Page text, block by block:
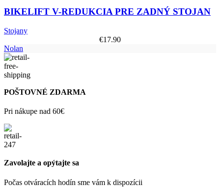
BIKELIFT V-REDUKCIA PRE ZADNÝ STOJAN
Stojany
€17.90
Nolan
POŠTOVNÉ ZDARMA
Pri nákupe nad 60€
Zavolajte a opýtajte sa
Počas otváracích hodín sme vám k dispozícii